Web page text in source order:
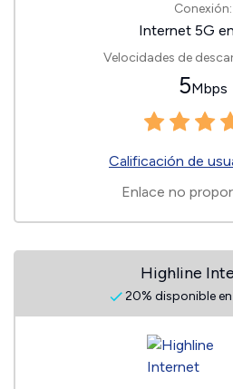
Conexión:
Internet 5G
Velocidades de
5Mbps
Calificación de
Enlace no
Highline
20% disponible en